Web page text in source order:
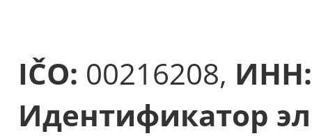
IČO: 00216208, ИНН:
Идентификатор